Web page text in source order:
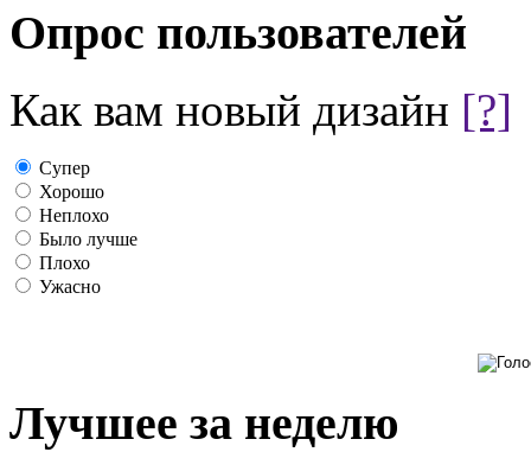
Опрос пользователей
Как вам новый дизайн [?]
Супер
Хорошо
Неплохо
Было лучше
Плохо
Ужасно
Лучшее за неделю